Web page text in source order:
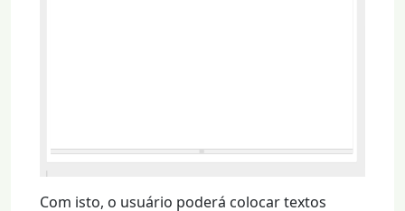
Com isto, o usuário poderá colocar textos